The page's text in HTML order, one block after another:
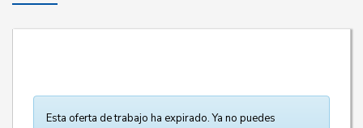
Esta oferta de trabajo ha expirado. Ya no puedes